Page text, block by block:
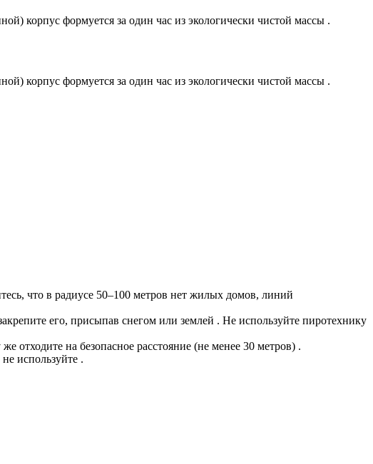
корпус формуется за один час из экологически чистой массы .
корпус формуется за один час из экологически чистой массы .
что в радиусе 50–100 метров нет жилых домов, линий
его, присыпав снегом или землей . Не используйте пиротехнику
отходите на безопасное расстояние (не менее 30 метров) .
используйте .